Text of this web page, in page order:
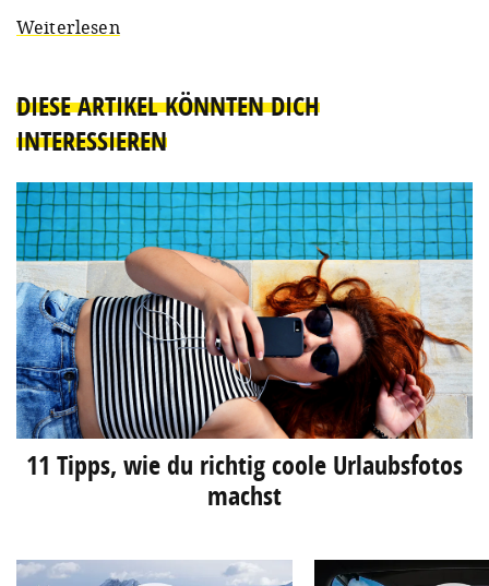
Weiterlesen
DIESE ARTIKEL KÖNNTEN DICH
INTERESSIEREN
11 Tipps, wie du richtig coole Urlaubsfotos
machst